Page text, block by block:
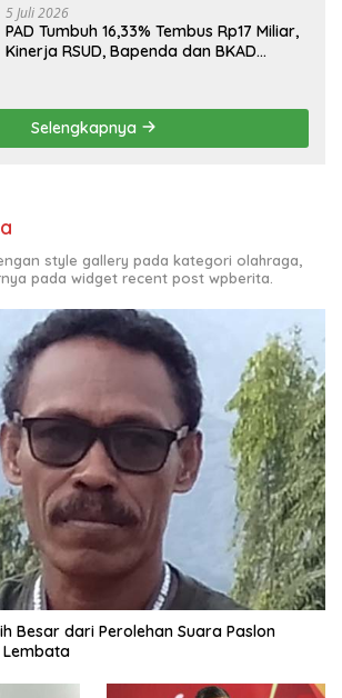
5 Juli 2026
PAD Tumbuh 16,33% Tembus Rp17 Miliar,
Kinerja RSUD, Bapenda dan BKAD
Selengkapnya
style gallery pada kategori olahraga,
pada widget recent post wpberita.
Besar dari Perolehan Suara Paslon
Lembata